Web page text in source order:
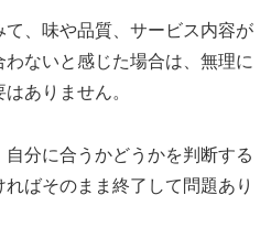
、味や品質、サービス内容が
ないと感じた場合は、無理に
ありません。
分に合うかどうかを判断する
ばそのまま終了して問題あり